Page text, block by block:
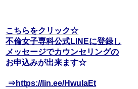
こちらをクリック☆
不倫女子専科公式LINEに登録し
メッセージでカウンセリングの
お申込みが出来ます☆
⇒https://lin.ee/HwuIaEt